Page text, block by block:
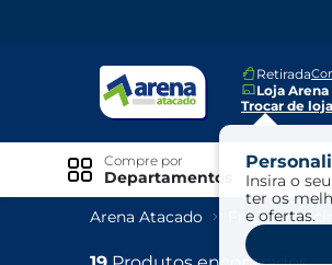
Retirada
Loja
Trocar de loja
Insira o
ter os
e ofertas.
Compre por
Departamentos
EspeciaisArena Atacado Frios E